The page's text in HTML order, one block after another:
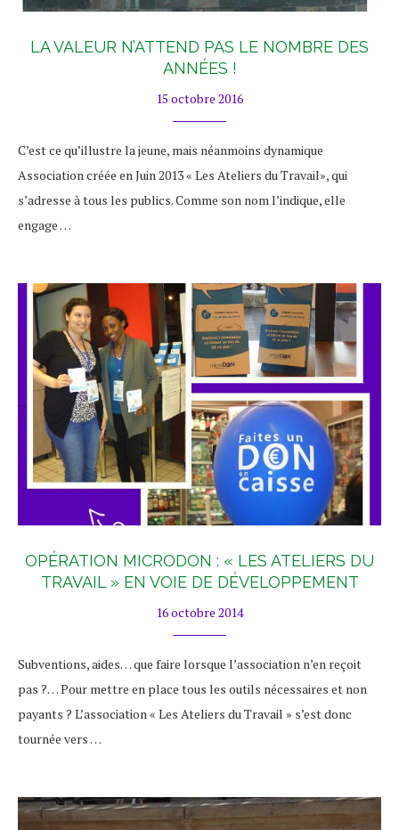
LA VALEUR N’ATTEND PAS LE NOMBRE DES
ANNÉES !
15 octobre 2016
C’est ce qu’illustre la jeune, mais néanmoins dynamique
Association créée en Juin 2013 « Les Ateliers du Travail», qui
s’adresse à tous les publics. Comme son nom l’indique, elle
engage …
OPÉRATION MICRODON : « LES ATELIERS DU
TRAVAIL » EN VOIE DE DÉVELOPPEMENT
16 octobre 2014
Subventions, aides… que faire lorsque l’association n’en reçoit
pas ?… Pour mettre en place tous les outils nécessaires et non
payants ? L’association « Les Ateliers du Travail » s’est donc
tournée vers …